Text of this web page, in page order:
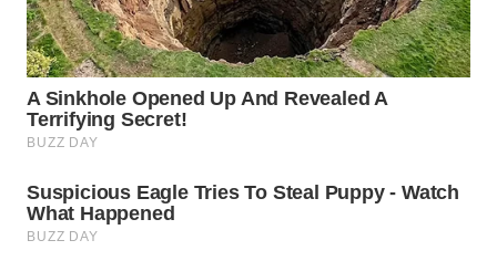
WN
TAPANULI
SELATAN
WN
TANJUNG
WN